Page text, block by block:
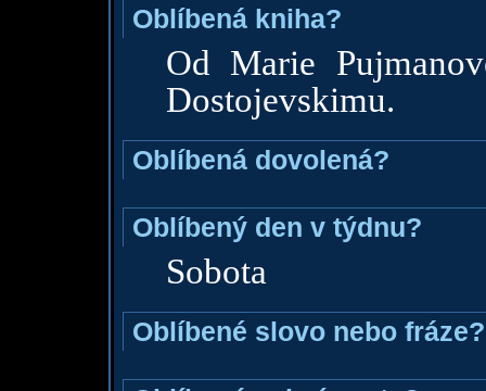
Oblíbená kniha?
Od Marie
Dostojevskimu.
Oblíbená dovolená?
Oblíbený den v týdnu?
Sobota
Oblíbené slovo nebo fráze?